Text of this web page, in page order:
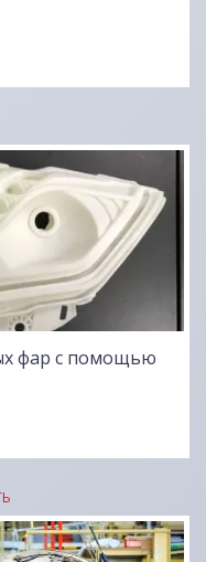
фар с помощью